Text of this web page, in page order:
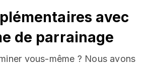
avec
de parrainage
vous-même ? Nous avons